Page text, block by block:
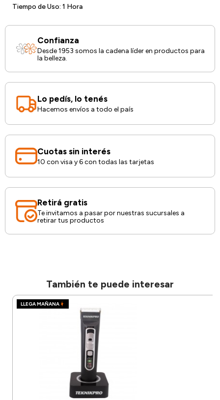
Tiempo de Uso: 1 Hora
Confianza
Desde 1953 somos la cadena líder en productos para
la belleza.
Lo pedís, lo tenés
Hacemos envíos a todo el país
Cuotas sin interés
10 con visa y 6 con todas las tarjetas
Retirá gratis
Te invitamos a pasar por nuestras sucursales a
retirar tus productos
También te puede interesar
LLEGA MAÑANA